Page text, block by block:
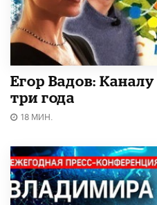
Егор Вадов:
три года
18 МИН.